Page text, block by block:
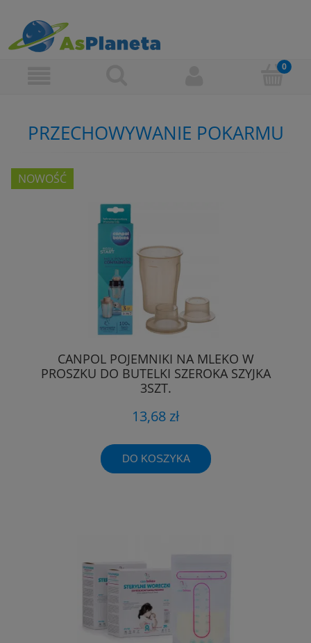
PRZECHOWYWANIE POKARMU
CANPOL POJEMNIKI NA MLEKO W
PROSZKU DO BUTELKI SZEROKA SZYJKA
3SZT.
13,68 zł
DO KOSZYKA
NOWOŚĆ